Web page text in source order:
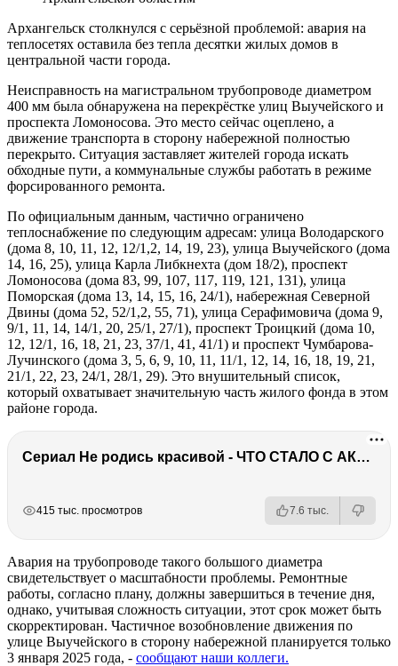
Архангельск столкнулся с серьёзной проблемой: авария на
теплосетях оставила без тепла десятки жилых домов в
центральной части города.
Неисправность на магистральном трубопроводе диаметром
400 мм была обнаружена на перекрёстке улиц Выучейского и
проспекта Ломоносова. Это место сейчас оцеплено, а
движение транспорта в сторону набережной полностью
перекрыто. Ситуация заставляет жителей города искать
обходные пути, а коммунальные службы работать в режиме
форсированного ремонта.
По официальным данным, частично ограничено
теплоснабжение по следующим адресам: улица Володарского
(дома 8, 10, 11, 12, 12/1,2, 14, 19, 23), улица Выучейского (дома
14, 16, 25), улица Карла Либкнехта (дом 18/2), проспект
Ломоносова (дома 83, 99, 107, 117, 119, 121, 131), улица
Поморская (дома 13, 14, 15, 16, 24/1), набережная Северной
Двины (дома 52, 52/1,2, 55, 71), улица Серафимовича (дома 9,
9/1, 11, 14, 14/1, 20, 25/1, 27/1), проспект Троицкий (дома 10,
12, 12/1, 16, 18, 21, 23, 37/1, 41, 41/1) и проспект Чумбарова-
Лучинского (дома 3, 5, 6, 9, 10, 11, 11/1, 12, 14, 16, 18, 19, 21,
21/1, 22, 23, 24/1, 28/1, 29). Это внушительный список,
который охватывает значительную часть жилого фонда в этом
районе города.
Сериал Не родись красивой - ЧТО СТАЛО С АКТЕРАМИ? Смерть, тюрьма и красота
415 тыс. просмотров 7.6 тыс.
Авария на трубопроводе такого большого диаметра
свидетельствует о масштабности проблемы. Ремонтные
работы, согласно плану, должны завершиться в течение дня,
однако, учитывая сложность ситуации, этот срок может быть
скорректирован. Частичное возобновление движения по
улице Выучейского в сторону набережной планируется только
3 января 2025 года, - сообщают наши коллеги.